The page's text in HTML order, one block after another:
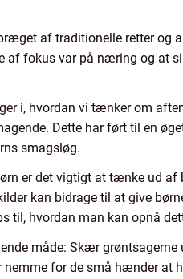
af traditionelle retter og
af fokus var på næring og at
i, hvordan vi tænker om
Dette har ført til en
smagsløg.
er det vigtigt at tænke ud
kan bidrage til at give
til, hvordan man kan opnå
måde: Skær
nemme for de små hænder at